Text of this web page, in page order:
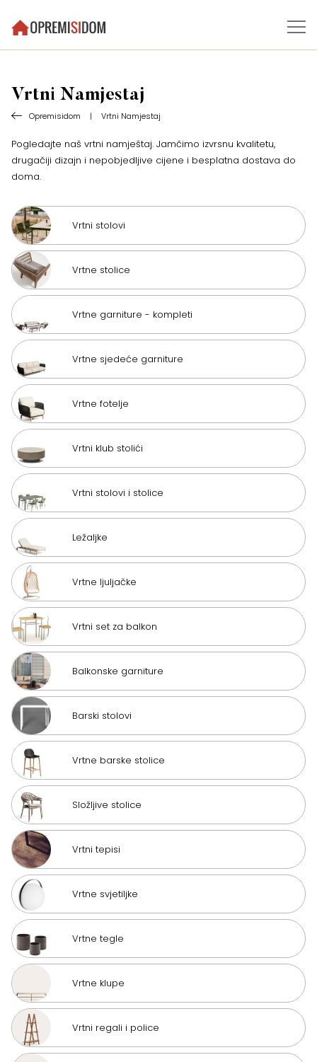
Vrtni Namjestaj
Opremisidom | Vrtni Namjestaj
Pogledajte naš vrtni namještaj. Jamčimo izvrsnu kvalitetu,
drugačiji dizajn i nepobjedljive cijene i besplatna dostava do
doma.
Vrtni stolovi
Vrtne stolice
Vrtne garniture - kompleti
Vrtne sjedeće garniture
Vrtne fotelje
Vrtni klub stolići
Vrtni stolovi i stolice
Ležaljke
Vrtne ljuljačke
Vrtni set za balkon
Balkonske garniture
Barski stolovi
Vrtne barske stolice
Složljive stolice
Vrtni tepisi
Vrtne svjetiljke
Vrtne tegle
Vrtne klupe
Vrtni regali i police